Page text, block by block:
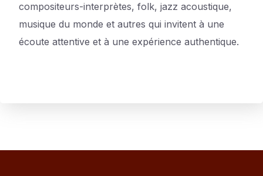
compositeurs-interprètes, folk, jazz acoustique,
musique du monde et autres qui invitent à une
écoute attentive et à une expérience authentique.